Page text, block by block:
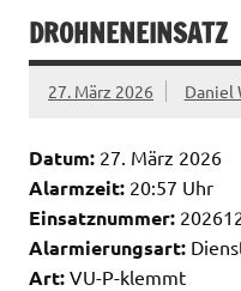
DROHNENEINSATZ
27. März 2026 Daniel
Datum: 27. März 2026
Alarmzeit: 20:57 Uhr
Einsatznummer:
Alarmierungsart:
Art: VU-P-klemmt